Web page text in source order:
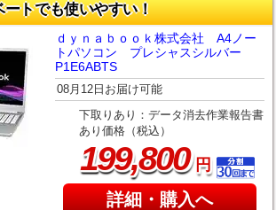
トでも使いやすい！
ｄｙｎａｂｏｏｋ株式会社 A4ノー
トパソコン プレシャスシルバー
P1E6ABTS
08月12日お届け可能
下取りあり：データ消去作業報告書
あり価格（税込）
199,800円
詳細・購入へ